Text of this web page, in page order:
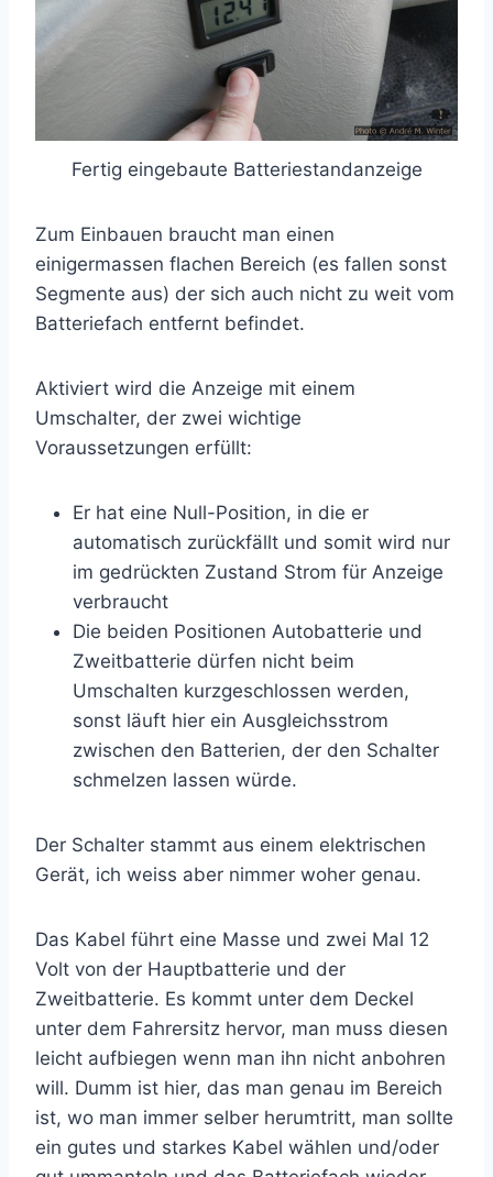
Fertig eingebaute Batteriestandanzeige
Zum Einbauen braucht man einen
einigermassen flachen Bereich (es fallen sonst
Segmente aus) der sich auch nicht zu weit vom
Batteriefach entfernt befindet.
Aktiviert wird die Anzeige mit einem
Umschalter, der zwei wichtige
Voraussetzungen erfüllt:
Er hat eine Null-Position, in die er
automatisch zurückfällt und somit wird nur
im gedrückten Zustand Strom für Anzeige
verbraucht
Die beiden Positionen Autobatterie und
Zweitbatterie dürfen nicht beim
Umschalten kurzgeschlossen werden,
sonst läuft hier ein Ausgleichsstrom
zwischen den Batterien, der den Schalter
schmelzen lassen würde.
Der Schalter stammt aus einem elektrischen
Gerät, ich weiss aber nimmer woher genau.
Das Kabel führt eine Masse und zwei Mal 12
Volt von der Hauptbatterie und der
Zweitbatterie. Es kommt unter dem Deckel
unter dem Fahrersitz hervor, man muss diesen
leicht aufbiegen wenn man ihn nicht anbohren
will. Dumm ist hier, das man genau im Bereich
ist, wo man immer selber herumtritt, man sollte
ein gutes und starkes Kabel wählen und/oder